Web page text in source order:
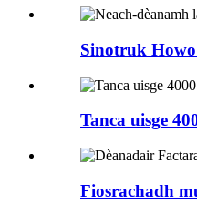
Sinotruk Howo
Tanca uisge
Fiosrachadh